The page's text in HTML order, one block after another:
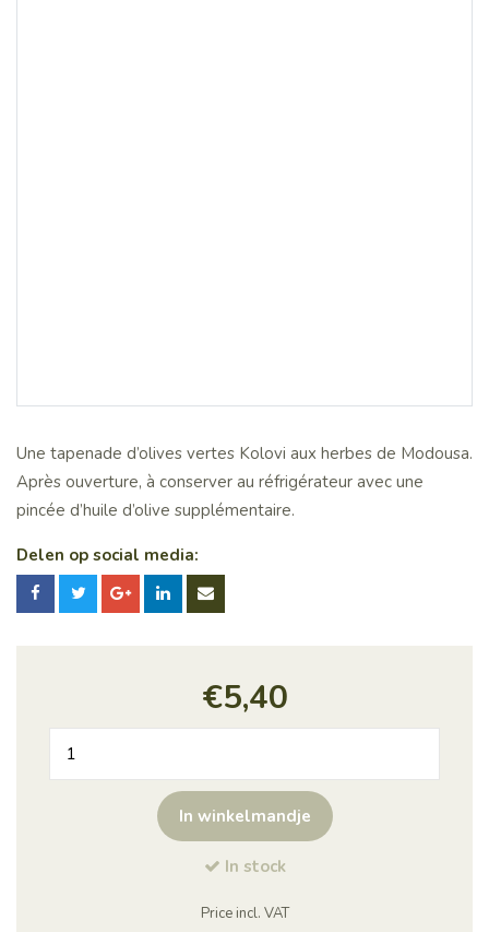
Une tapenade d’olives vertes Kolovi aux herbes de Modousa.
Après ouverture, à conserver au réfrigérateur avec une
pincée d’huile d’olive supplémentaire.
Delen op social media:
€5,40
In winkelmandje
In stock
Price incl. VAT